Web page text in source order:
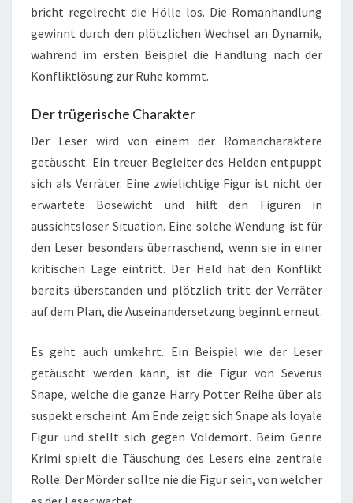
bricht regelrecht die Hölle los. Die Romanhandlung
gewinnt durch den plötzlichen Wechsel an Dynamik,
während im ersten Beispiel die Handlung nach der
Konfliktlösung zur Ruhe kommt.
Der trügerische Charakter
Der Leser wird von einem der Romancharaktere
getäuscht. Ein treuer Begleiter des Helden entpuppt
sich als Verräter. Eine zwielichtige Figur ist nicht der
erwartete Bösewicht und hilft den Figuren in
aussichtsloser Situation. Eine solche Wendung ist für
den Leser besonders überraschend, wenn sie in einer
kritischen Lage eintritt. Der Held hat den Konflikt
bereits überstanden und plötzlich tritt der Verräter
auf dem Plan, die Auseinandersetzung beginnt erneut.
Es geht auch umkehrt. Ein Beispiel wie der Leser
getäuscht werden kann, ist die Figur von Severus
Snape, welche die ganze Harry Potter Reihe über als
suspekt erscheint. Am Ende zeigt sich Snape als loyale
Figur und stellt sich gegen Voldemort. Beim Genre
Krimi spielt die Täuschung des Lesers eine zentrale
Rolle. Der Mörder sollte nie die Figur sein, von welcher